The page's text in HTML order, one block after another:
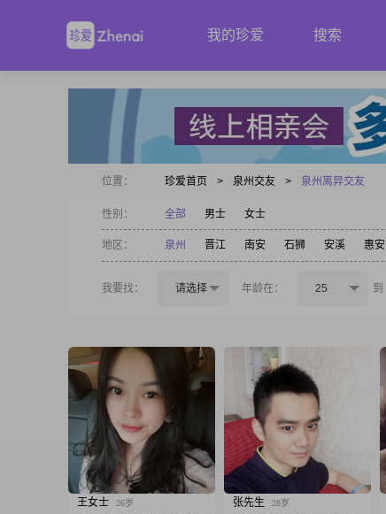
我的珍爱 搜索
位置： 珍爱首页 > 泉州交友 > 泉州离异交友
性别： 全部 男士 女士
地区： 泉州 晋江 南安 石狮 安溪 惠安
我要找： 请选择 年龄在： 25 到
王女士 26岁 张先生 28岁